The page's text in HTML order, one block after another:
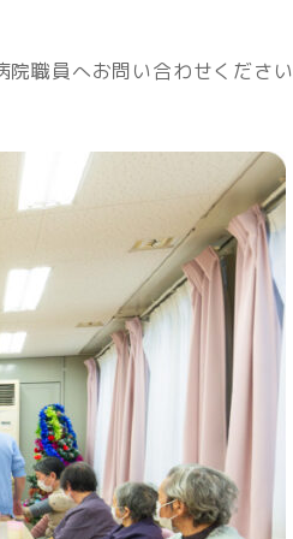
職員へお問い合わせください